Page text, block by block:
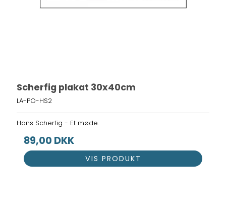
Scherfig plakat 30x40cm
LA-PO-HS2
Hans Scherfig - Et møde.
89,00 DKK
VIS PRODUKT